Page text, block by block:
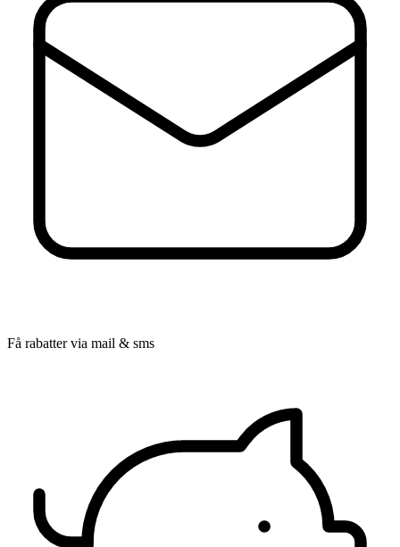
Få rabatter via mail & sms